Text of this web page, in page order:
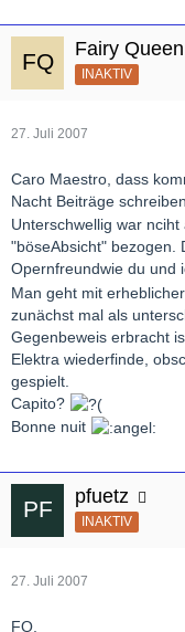
Fairy Queen
INAKTIV
27. Juli 2007
Caro Maestro, dass
Nacht Beiträge
Unterschwellig war
"böseAbsicht" bezogen.
Opernfreundwie du und
Man geht mit
zunächst mal als
Gegenbeweis erbracht
Elektra wiederfinde,
gespielt.
Capito?
Bonne nuit
pfuetz
INAKTIV
27. Juli 2007
FQ,